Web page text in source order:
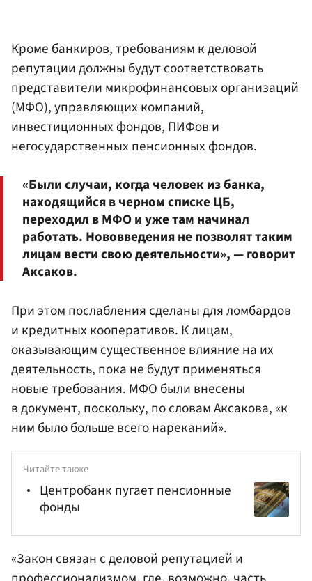
Кроме банкиров, требованиям к деловой
репутации должны будут соответствовать
представители микрофинансовых организаций
(МФО), управляющих компаний,
инвестиционных фондов, ПИФов и
негосударственных пенсионных фондов.
«Были случаи, когда человек из банка,
находящийся в черном списке ЦБ,
переходил в МФО и уже там начинал
работать. Нововведения не позволят таким
лицам вести свою деятельности», — говорит
Аксаков.
При этом послабления сделаны для ломбардов
и кредитных кооперативов. К лицам,
оказывающим существенное влияние на их
деятельность, пока не будут применяться
новые требования. МФО были внесены
в документ, поскольку, по словам Аксакова, «к
ним было больше всего нареканий».
Читайте также
Центробанк пугает пенсионные
фонды
«Закон связан с деловой репутацией и